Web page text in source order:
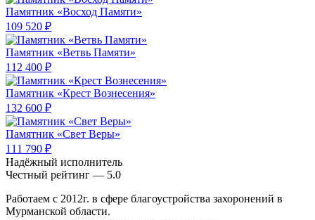
Памятник «Восход Памяти»
109 520 ₽
Памятник «Ветвь Памяти»
112 400 ₽
Памятник «Крест Вознесения»
132 600 ₽
Памятник «Свет Веры»
111 790 ₽
Надёжный исполнитель
Чеcтный рейтинг — 5.0
Работаем с 2012г. в сфере благоустройства захоронений в
Мурманской области.